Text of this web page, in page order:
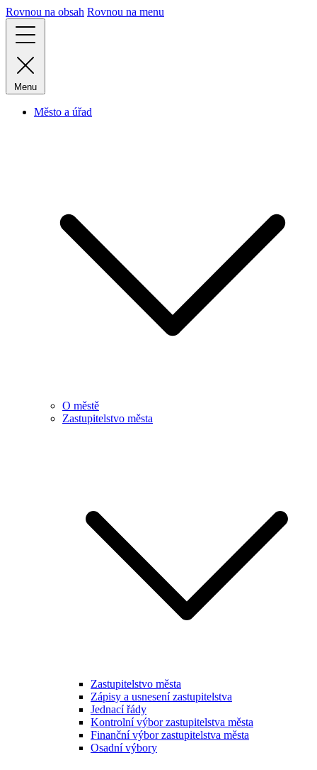
Rovnou na obsah Rovnou na menu
Menu
Město a úřad
O městě
Zastupitelstvo města
Zastupitelstvo města
Zápisy a usnesení zastupitelstva
Jednací řády
Kontrolní výbor zastupitelstva města
Finanční výbor zastupitelstva města
Osadní výbory